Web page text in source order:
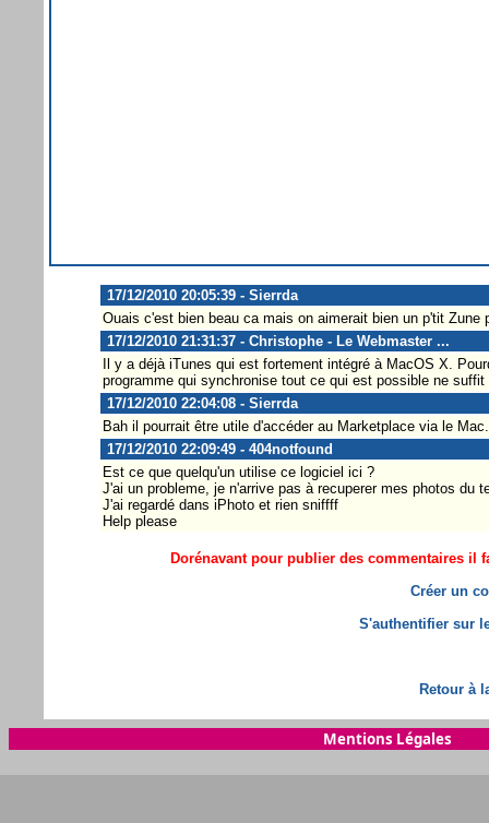
17/12/2010 20:05:39 - Sierrda
Ouais c'est bien beau ca mais on aimerait bien un p'tit Zune
17/12/2010 21:31:37 - Christophe - Le Webmaster ...
Il y a déjà iTunes qui est fortement intégré à MacOS X.
programme qui synchronise tout ce qui est possible ne
17/12/2010 22:04:08 - Sierrda
Bah il pourrait être utile d'accéder au Marketplace via le Mac.
17/12/2010 22:09:49 - 404notfound
Est ce que quelqu'un utilise ce logiciel ici ?
J'ai un probleme, je n'arrive pas à recuperer mes photos du
J'ai regardé dans iPhoto et rien sniffff
Help please
Dorénavant pour publier des commentaires il
Créer un
S'authentifier sur
Retour à
Mentions Légales